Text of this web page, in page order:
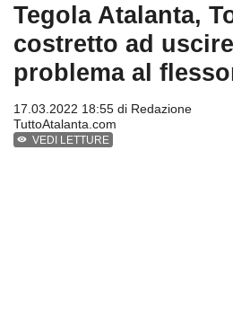
Tegola Atalanta,
costretto ad
problema al
17.03.2022 18:55 di Redazione
TuttoAtalanta.com
VEDI LETTURE